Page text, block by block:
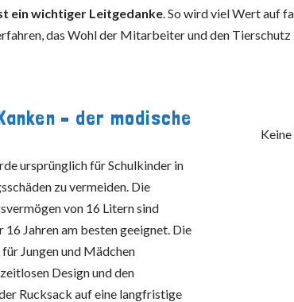
ein wichtiger Leitgedanke . So wird viel Wert auf
das Wohl der Mitarbeiter und den
– der modische
ursprünglich für Schulkinder in
zu vermeiden. Die
von 16 Litern sind
Jahren am besten geeignet. Die
Jungen und Mädchen
Design und den
Rucksack auf eine langfristige